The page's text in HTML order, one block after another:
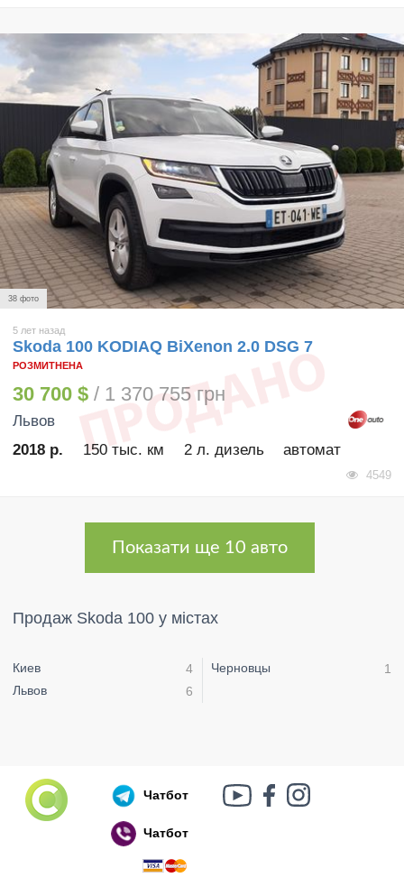
Російський воєнний корабель, іди нах..й!
🇷🇺 🚢 🖕 PS: Таки пішов 🎉
38 фото
5 лет назад
Skoda 100 KODIAQ BiXenon 2.0 DSG 7
РОЗМИТНЕНА
30 700 $ / 1 370 755 грн
Львов
2018 р.
150 тыс. км 2 л. дизель автомат
4549
Показати ще 10 авто
Продаж Skoda 100 у містах
Киев
4
Львов
6
Черновцы 1
Чатбот
Чатбот